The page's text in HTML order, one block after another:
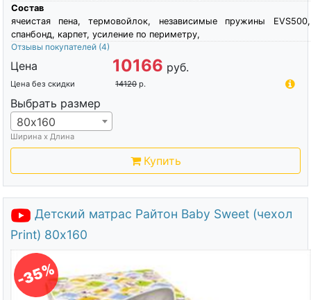
Состав
ячеистая пена, термовойлок, независимые пружины EVS500,
спанбонд, карпет, усиление по периметру,
Отзывы покупателей (4)
Цена 10166 руб.
Цена без скидки 14120 р.
Выбрать размер
80х160
Ширина х Длина
Купить
Детский матрас Райтон Baby Sweet (чехол
Print) 80х160
-35%